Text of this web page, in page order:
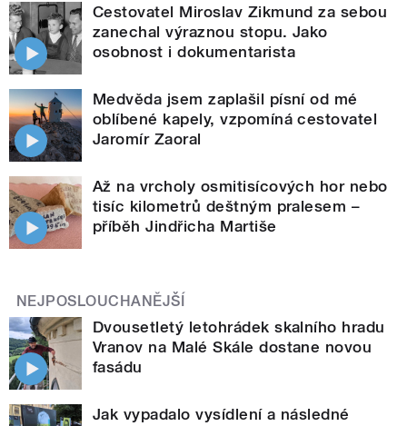
Cestovatel Miroslav Zikmund za sebou
zanechal výraznou stopu. Jako
osobnost i dokumentarista
Medvěda jsem zaplašil písní od mé
oblíbené kapely, vzpomíná cestovatel
Jaromír Zaoral
Až na vrcholy osmitisícových hor nebo
tisíc kilometrů deštným pralesem –
příběh Jindřicha Martiše
NEJPOSLOUCHANĚJŠÍ
Dvousetletý letohrádek skalního hradu
Vranov na Malé Skále dostane novou
fasádu
Jak vypadalo vysídlení a následné